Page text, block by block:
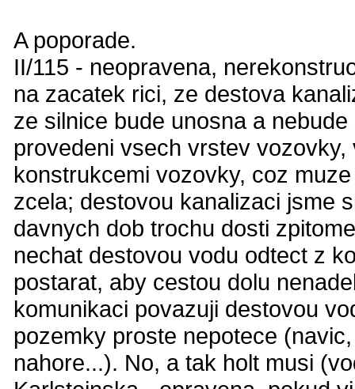
A poporade.
II/115 - neopravena,
na zacatek rici, ze destova
ze silnice bude unosna a
provedeni vsech vrstev
konstrukcemi vozovky, coz
zcela; destovou kanalizaci jsme
davnych dob trochu dosti
nechat destovou vodu odtect z
postarat, aby cestou dolu
komunikaci povazuji destovou
pozemky proste nepotece
nahore...). No, a tak holt musi